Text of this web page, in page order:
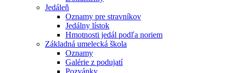
Jedáleň
Oznamy pre stravníkov
Jedálny lístok
Hmotnosti jedál podľa noriem
Základná umelecká škola
Oznamy
Galérie z podujatí
Pozvánky